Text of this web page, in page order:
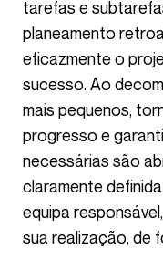
tarefas e
planeamento
eficazmente o
sucesso. Ao
mais pequenos,
progresso e
necessárias são
claramente
equipa
sua realização, de